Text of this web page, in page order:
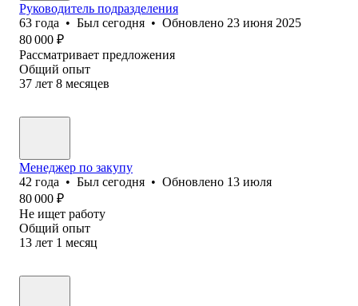
Руководитель подразделения
63 года • Был сегодня • Обновлено 23 июня 2025
80 000 ₽
Рассматривает предложения
Общий опыт
37 лет 8 месяцев
Менеджер по закупу
42 года • Был сегодня • Обновлено 13 июля
80 000 ₽
Не ищет работу
Общий опыт
13 лет 1 месяц